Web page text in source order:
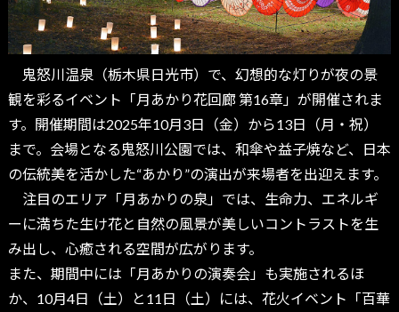
鬼怒川温泉（栃木県日光市）で、幻想的な灯りが夜の景
観を彩るイベント「月あかり花回廊 第16章」が開催されま
す。開催期間は2025年10月3日（金）から13日（月・祝）
まで。会場となる鬼怒川公園では、和傘や益子焼など、日本
の伝統美を活かした“あかり”の演出が来場者を出迎えます。
注目のエリア「月あかりの泉」では、生命力、エネルギ
ーに満ちた生け花と自然の風景が美しいコントラストを生
み出し、心癒される空間が広がります。
また、期間中には「月あかりの演奏会」も実施されるほ
か、10月4日（土）と11日（土）には、花火イベント「百華